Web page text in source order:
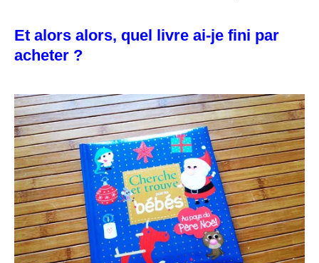
Et alors alors, quel livre ai-je fini par
acheter ?